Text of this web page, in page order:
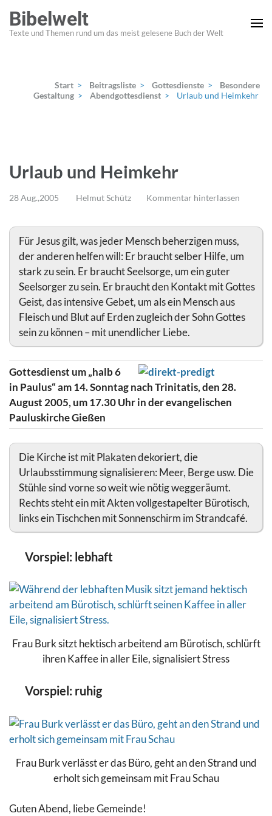
Inhalt
springen
Bibelwelt
Texte und Themen rund um das meist gelesene Buch der Welt
Start > Beitragsliste > Gottesdienste >
Besondere
Gestaltung > Abendgottesdienst > Urlaub und Heimkehr
Urlaub und Heimkehr
28 Aug.,2005 Helmut Schütz Kommentar hinterlassen
Für Jesus gilt, was jeder Mensch beherzigen muss,
der anderen helfen will: Er braucht selber Hilfe, um
stark zu sein. Er braucht Seelsorge, um ein guter
Seelsorger zu sein. Er braucht den Kontakt mit Gottes
Geist, das intensive Gebet, um als ein Mensch aus
Fleisch und Blut auf Erden zugleich der Sohn Gottes
sein zu können – mit unendlicher Liebe.
Gottesdienst um „halb 6
in Paulus“ am 14. Sonntag nach Trinitatis, den 28.
August 2005, um 17.30 Uhr in der evangelischen
Pauluskirche Gießen
Die Kirche ist mit Plakaten dekoriert, die
Urlaubsstimmung signalisieren: Meer, Berge usw. Die
Stühle sind vorne so weit wie nötig weggeräumt.
Rechts steht ein mit Akten vollgestapelter Bürotisch,
links ein Tischchen mit Sonnenschirm im Strandcafé.
Vorspiel: lebhaft
Frau Burk sitzt hektisch arbeitend am Bürotisch, schlürft
ihren Kaffee in aller Eile, signalisiert Stress
Vorspiel: ruhig
Frau Burk verlässt er das Büro, geht an den Strand und
erholt sich gemeinsam mit Frau Schau
Guten Abend, liebe Gemeinde!